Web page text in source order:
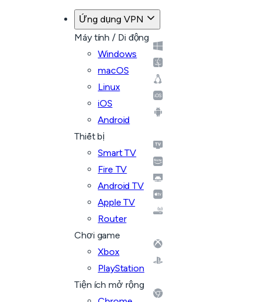
Ứng dụng VPN
Máy tính / Di động
Windows
macOS
Linux
iOS
Android
Thiết bị
Smart TV
Fire TV
Android TV
Apple TV
Router
Chơi game
Xbox
PlayStation
Tiện ích mở rộng